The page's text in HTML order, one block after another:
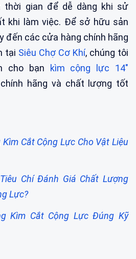
thời gian để dễ dàng khi sử
khi làm việc. Để sở hữu sản
đến các cửa hàng chính hãng
tại Siêu Chợ Cơ Khí, chúng tôi
cho bạn kìm cộng lực 14"
hãng và chất lượng tốt
Kìm Cắt Cộng Lực Cho Vật Liệu
Chí Đánh Giá Chất Lượng
Lực?
Kìm Cắt Cộng Lực Đúng Kỹ